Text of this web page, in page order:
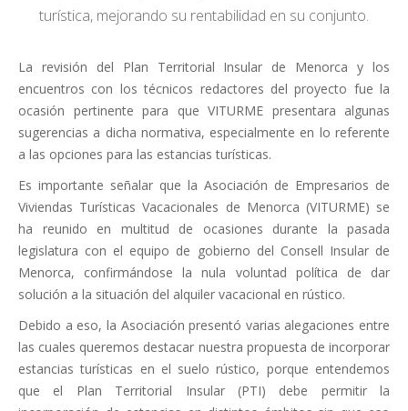
turística, mejorando su rentabilidad en su conjunto.
La revisión del Plan Territorial Insular de Menorca y los
encuentros con los técnicos redactores del proyecto fue la
ocasión pertinente para que VITURME presentara algunas
sugerencias a dicha normativa, especialmente en lo referente
a las opciones para las estancias turísticas.
Es importante señalar que la Asociación de Empresarios de
Viviendas Turísticas Vacacionales de Menorca (VITURME) se
ha reunido en multitud de ocasiones durante la pasada
legislatura con el equipo de gobierno del Consell Insular de
Menorca, confirmándose la nula voluntad política de dar
solución a la situación del alquiler vacacional en rústico.
Debido a eso, la Asociación presentó varias alegaciones entre
las cuales queremos destacar nuestra propuesta de incorporar
estancias turísticas en el suelo rústico, porque entendemos
que el Plan Territorial Insular (PTI) debe permitir la